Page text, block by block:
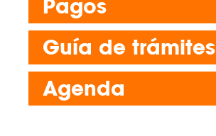
Pagos
Guía de trámites
Agenda